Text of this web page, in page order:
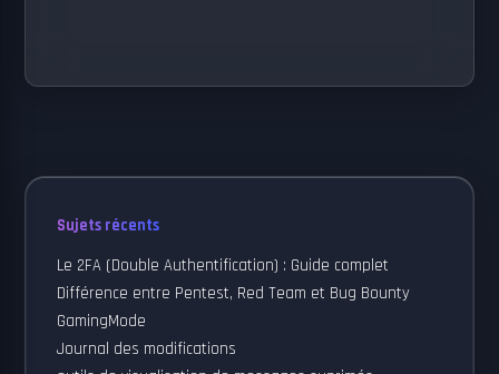
Sujets récents
Le 2FA (Double Authentification) : Guide complet
Différence entre Pentest, Red Team et Bug Bounty
GamingMode
Journal des modifications